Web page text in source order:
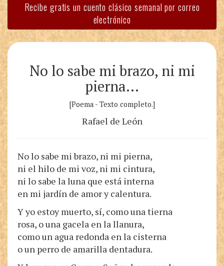
Recibe gratis un cuento clásico semanal por correo
electrónico
No lo sabe mi brazo, ni mi
pierna…
[Poema - Texto completo.]
Rafael de León
No lo sabe mi brazo, ni mi pierna,
ni el hilo de mi voz, ni mi cintura,
ni lo sabe la luna que está interna
en mi jardín de amor y calentura.
Y yo estoy muerto, sí, como una tierna
rosa, o una gacela en la llanura,
como un agua redonda en la cisterna
o un perro de amarilla dentadura.